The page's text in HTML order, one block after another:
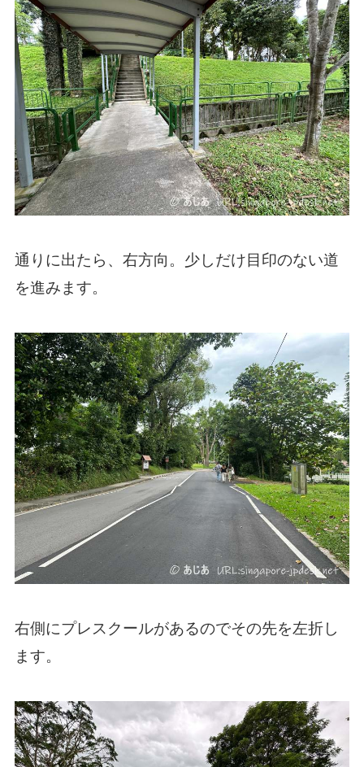
通りに出たら、右方向。少しだけ目印のない道
を進みます。
右側にプレスクールがあるのでその先を左折し
ます。